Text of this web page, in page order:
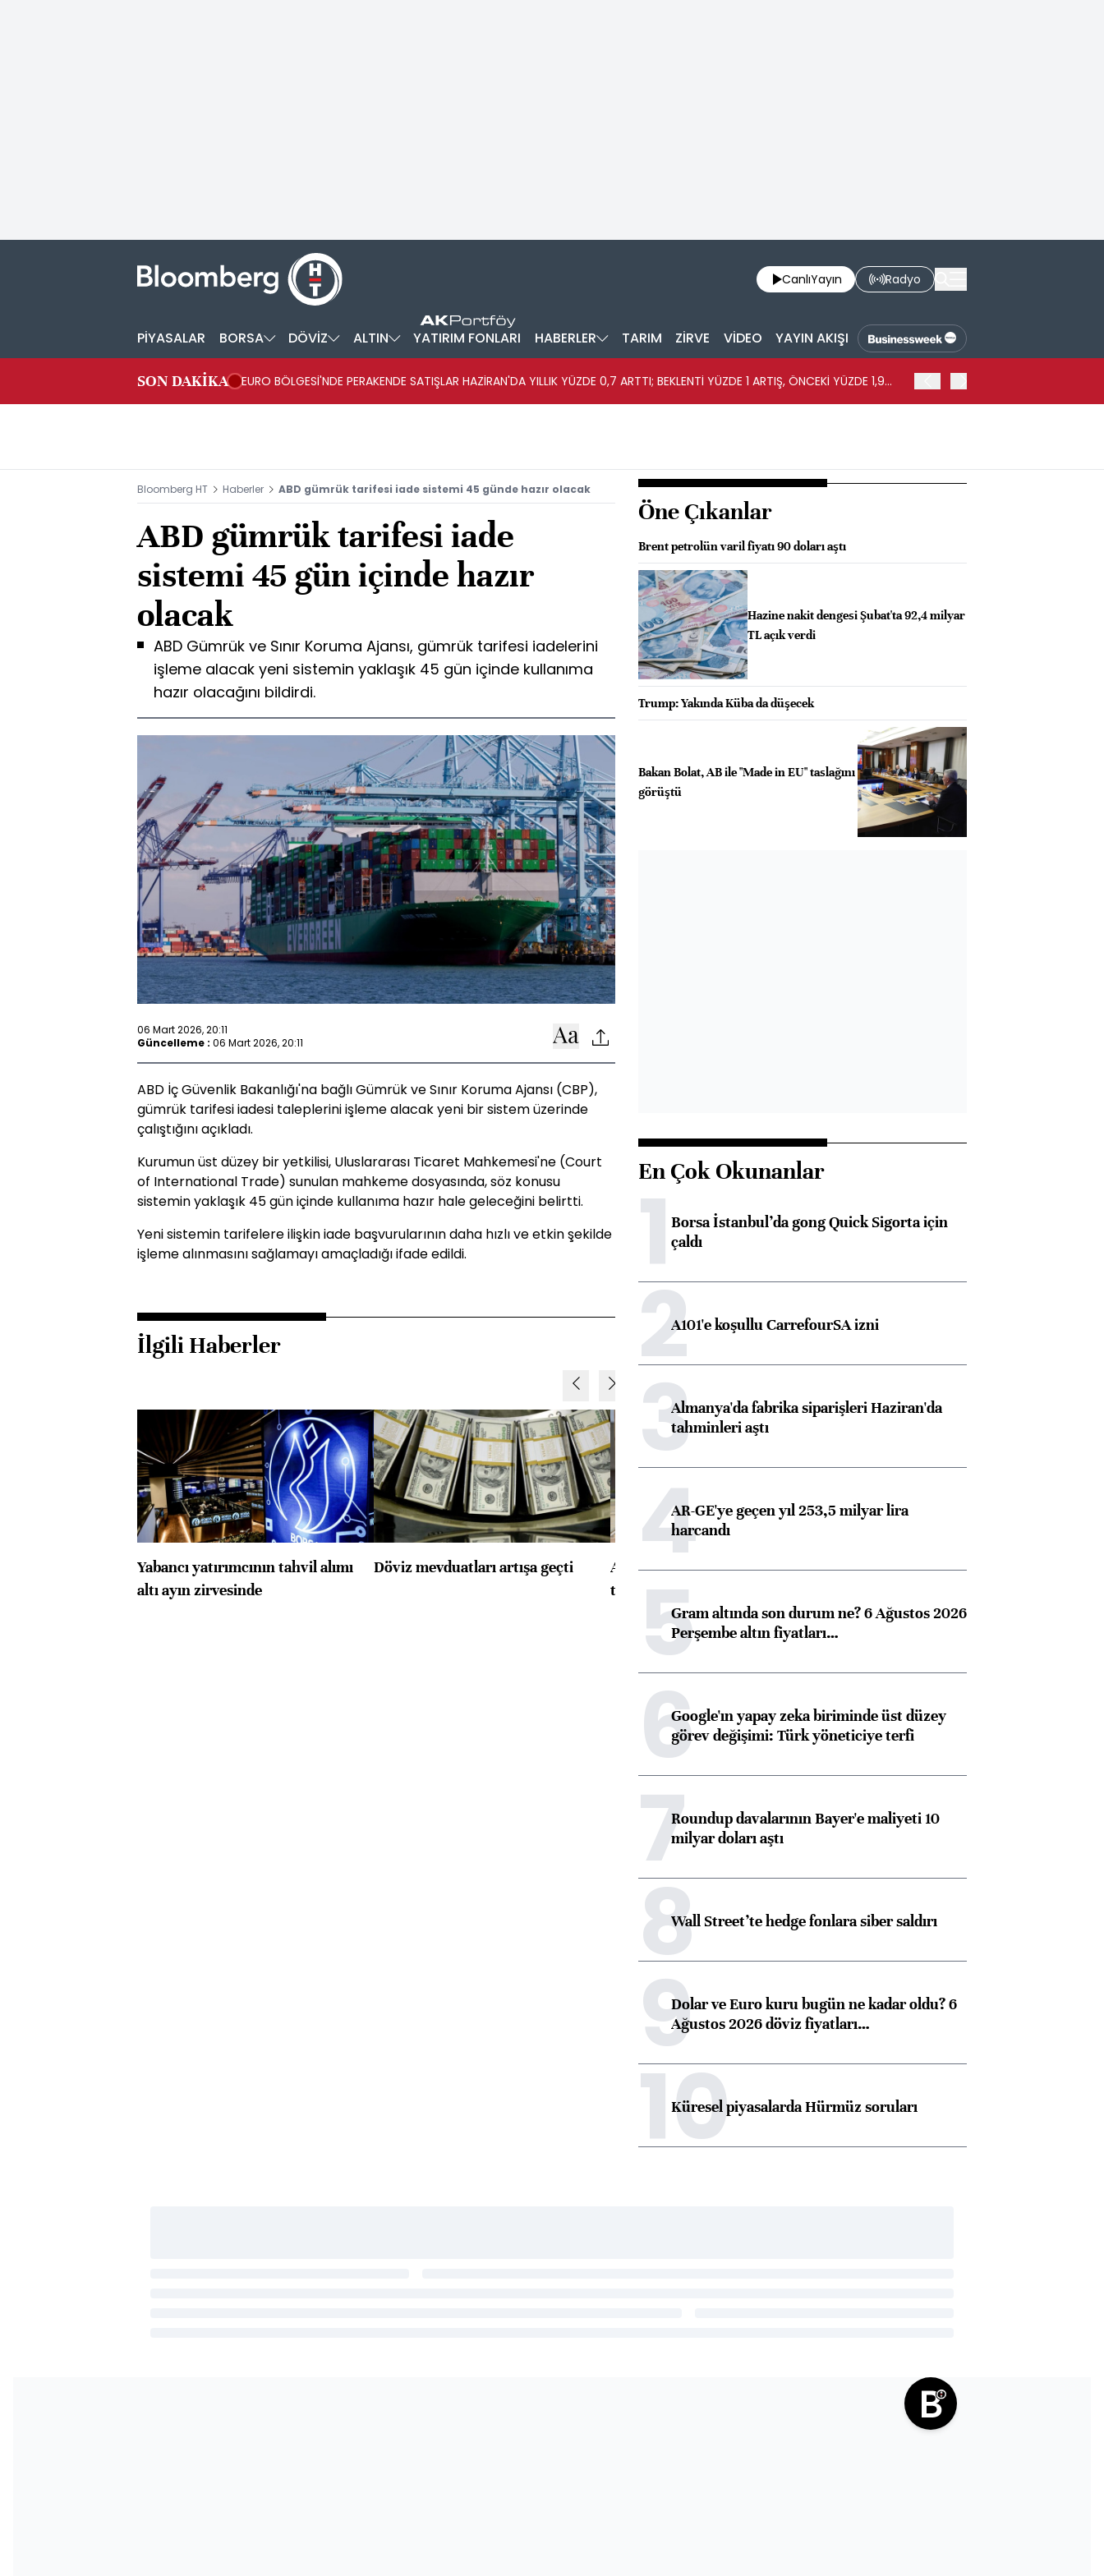
CanlıYayın Radyo
PİYASALAR BORSA DÖVİZ ALTIN YATIRIM FONLARI HABERLER TARIM ZİRVE VİDEO YAYIN AKIŞI
SON DAKİKA
EURO BÖLGESİ'NDE PERAKENDE SATIŞLAR HAZİRAN'DA YILLIK YÜZDE 0,7 ARTTI; BEKLENTİ YÜZDE 1 ARTIŞ, ÖNCEKİ YÜZDE 1,9
Bloomberg HT Haberler ABD gümrük tarifesi iade sistemi 45 günde hazır olacak
ABD gümrük tarifesi iade
sistemi 45 gün içinde hazır
olacak
ABD Gümrük ve Sınır Koruma Ajansı, gümrük tarifesi iadelerini
işleme alacak yeni sistemin yaklaşık 45 gün içinde kullanıma
hazır olacağını bildirdi.
06 Mart 2026, 20:11
Güncelleme : 06 Mart 2026, 20:11
ABD İç Güvenlik Bakanlığı'na bağlı Gümrük ve Sınır Koruma Ajansı (CBP),
gümrük tarifesi iadesi taleplerini işleme alacak yeni bir sistem üzerinde
çalıştığını açıkladı.
Kurumun üst düzey bir yetkilisi, Uluslararası Ticaret Mahkemesi'ne (Court
of International Trade) sunulan mahkeme dosyasında, söz konusu
sistemin yaklaşık 45 gün içinde kullanıma hazır hale geleceğini belirtti.
Yeni sistemin tarifelere ilişkin iade başvurularının daha hızlı ve etkin şekilde
işleme alınmasını sağlamayı amaçladığı ifade edildi.
İlgili Haberler
Yabancı yatırımcının tahvil alımı
altı ayın zirvesinde
Döviz mevduatları artışa geçti
ABD'de konut başlangıçları
toparlandı
Öne Çıkanlar
Brent petrolün varil fiyatı 90 doları aştı
Hazine nakit dengesi Şubat'ta 92,4 milyar
TL açık verdi
Trump: Yakında Küba da düşecek
Bakan Bolat, AB ile "Made in EU" taslağını
görüştü
En Çok Okunanlar
1Borsa İstanbul’da gong Quick Sigorta için
çaldı
2A101'e koşullu CarrefourSA izni
3Almanya'da fabrika siparişleri Haziran'da
tahminleri aştı
4AR-GE'ye geçen yıl 253,5 milyar lira
harcandı
5Gram altında son durum ne? 6 Ağustos 2026
Perşembe altın fiyatları…
6Google'ın yapay zeka biriminde üst düzey
görev değişimi: Türk yöneticiye terfi
7Roundup davalarının Bayer'e maliyeti 10
milyar doları aştı
8Wall Street’te hedge fonlara siber saldırı
9Dolar ve Euro kuru bugün ne kadar oldu? 6
Ağustos 2026 döviz fiyatları…
10
Küresel piyasalarda Hürmüz soruları